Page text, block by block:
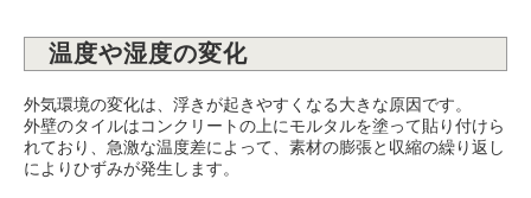
温度や湿度の変化
外気環境の変化は、浮きが起きやすくなる大きな原因です。
外壁のタイルはコンクリートの上にモルタルを塗って貼り付けら
れており、急激な温度差によって、素材の膨張と収縮の繰り返し
によりひずみが発生します。